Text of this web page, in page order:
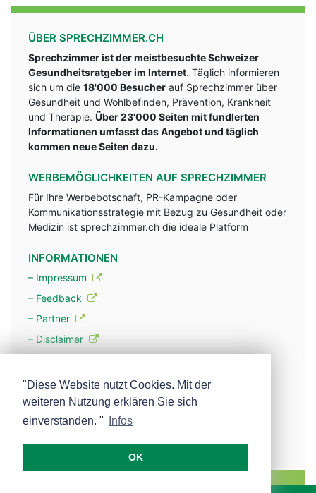
ÜBER SPRECHZIMMER.CH
Sprechzimmer ist der meistbesuchte Schweizer
Gesundheitsratgeber im Internet. Täglich informieren
sich um die 18'000 Besucher auf Sprechzimmer über
Gesundheit und Wohlbefinden, Prävention, Krankheit
und Therapie. Über 23'000 Seiten mit fundlerten
Informationen umfasst das Angebot und täglich
kommen neue Seiten dazu.
WERBEMÖGLICHKEITEN AUF SPRECHZIMMER
Für Ihre Werbebotschaft, PR-Kampagne oder
Kommunikationsstrategie mit Bezug zu Gesundheit oder
Medizin ist sprechzimmer.ch die ideale Platform
INFORMATIONEN
– Impressum
– Feedback
– Partner
– Disclaimer
– Werbung
– Mehr über unsere Experten
"Diese Website nutzt Cookies. Mit der
weiteren Nutzung erklären Sie sich
einverstanden. "
Infos
OK